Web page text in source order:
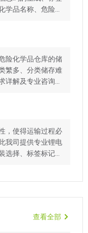
学品名称、危险
险化学品仓库的储
繁多、分类储存难
详解及专业咨询服
，使得运输过程必
我司提供专业锂电
选择、标签标记、
查看全部